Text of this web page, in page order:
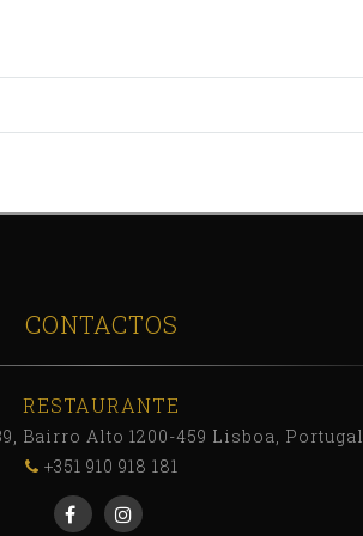
CONTACTOS
RESTAURANTE
Bairro Alto 1200-459 Lisboa, Portugal
+351 910 918 181